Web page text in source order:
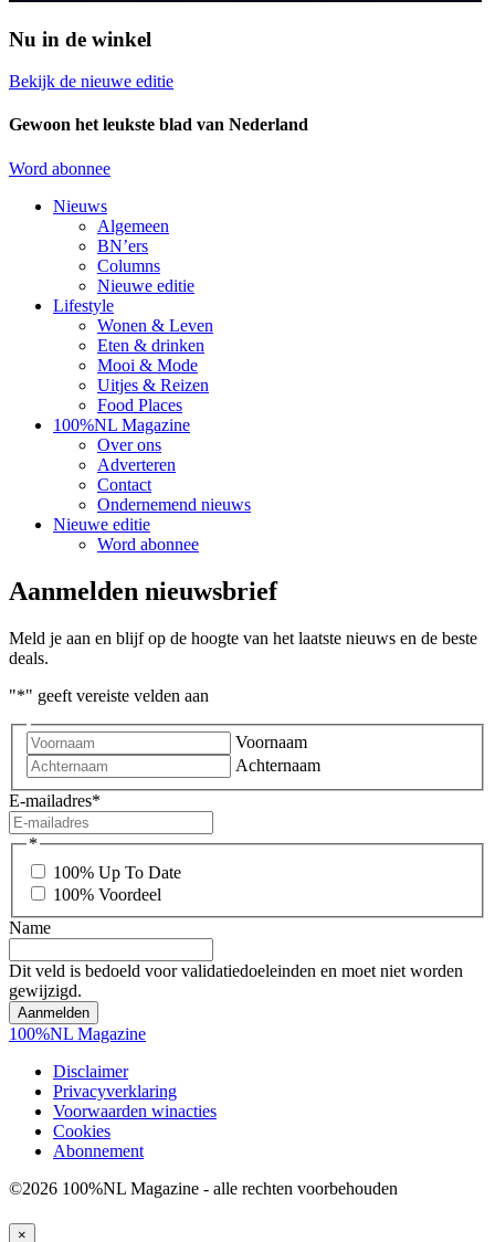
Nu in de winkel
Bekijk de nieuwe editie
Gewoon het leukste blad van Nederland
Word abonnee
Nieuws
Algemeen
BN’ers
Columns
Nieuwe editie
Lifestyle
Wonen & Leven
Eten & drinken
Mooi & Mode
Uitjes & Reizen
Food Places
100%NL Magazine
Over ons
Adverteren
Contact
Ondernemend nieuws
Nieuwe editie
Word abonnee
Aanmelden nieuwsbrief
Meld je aan en blijf op de hoogte van het laatste nieuws en de beste
deals.
"*" geeft vereiste velden aan
Voornaam
Achternaam
E-mailadres*
*
100% Up To Date
100% Voordeel
Name
Dit veld is bedoeld voor validatiedoeleinden en moet niet worden
gewijzigd.
100%NL Magazine
Disclaimer
Privacyverklaring
Voorwaarden winacties
Cookies
Abonnement
©2026 100%NL Magazine - alle rechten voorbehouden
×